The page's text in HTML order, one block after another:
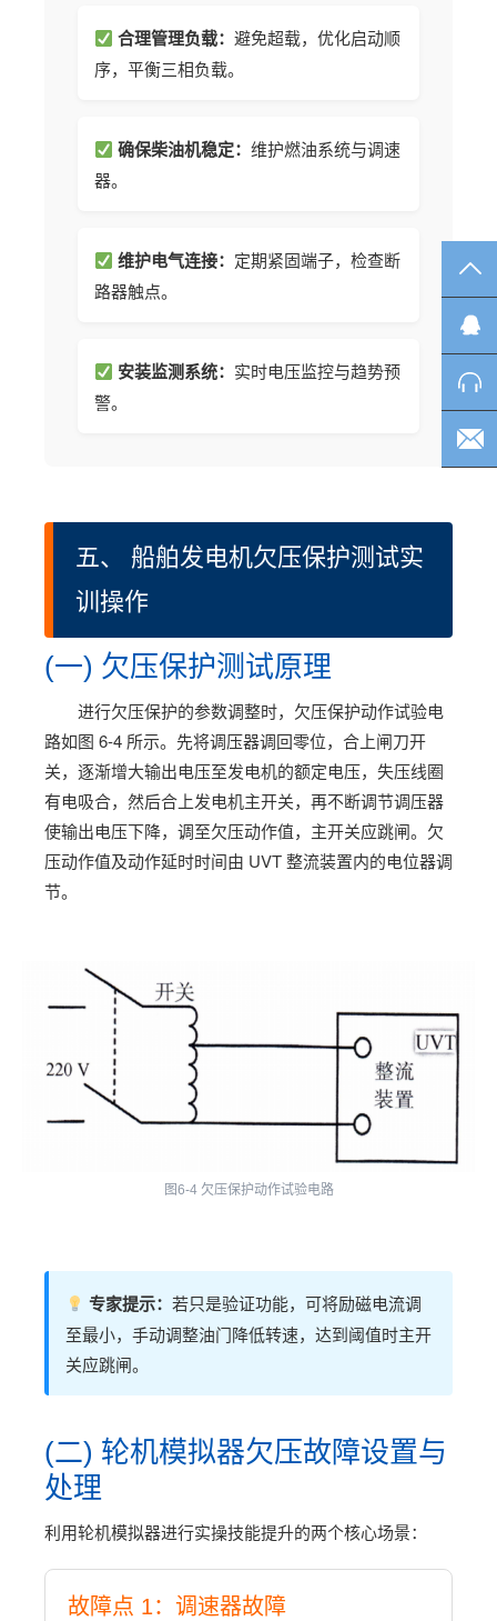
合理管理负载：避免超载，优化启动顺
序，平衡三相负载。
确保柴油机稳定：维护燃油系统与调速
器。
维护电气连接： 定期紧固端子，检查断
路器触点。
安装监测系统： 实时电压监控与趋势预
警。
五、 船舶发电机欠压保护测试实
训操作
(一) 欠压保护测试原理
进行欠压保护的参数调整时，欠压保护动作试验电
路如图 6-4 所示。先将调压器调回零位，合上闸刀开
关，逐渐增大输出电压至发电机的额定电压，失压线圈
有电吸合，然后合上发电机主开关，再不断调节调压器
使输出电压下降，调至欠压动作值，主开关应跳闸。欠
压动作值及动作延时时间由 UVT 整流装置内的电位器调
节。
图6-4 欠压保护动作试验电路
专家提示：若只是验证功能，可将励磁电流调
至最小，手动调整油门降低转速，达到阈值时主开
关应跳闸。
(二) 轮机模拟器欠压故障设置与
处理
利用轮机模拟器进行实操技能提升的两个核心场景：
故障点 1：调速器故障